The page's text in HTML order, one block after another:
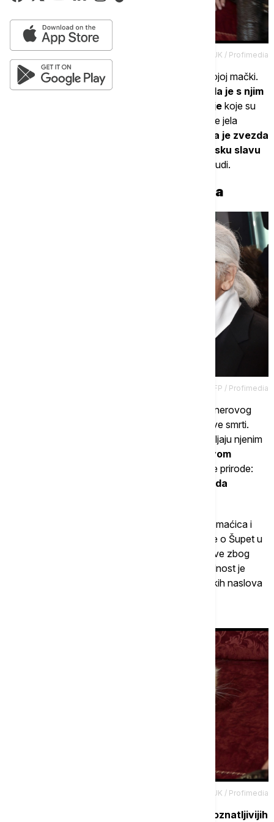
Credit: Hulu / BACKGRID / Backgrid UK / Profimedia
Lagerfeld nikada nije krio obožavanje prema svojoj mački.
Nazivao ju je"centrom svog sveta"
putovala je s njim
privatnim avionima i imala lične asistentkinje koje su
beležile svaki detalj njene svakodnevice. Šupet je jela
najfinijeg porcelana, bila je zvezda
prestižnih modnih kampanja i stekla je svetsku slavu
, gde je prate milioni ljudi.
Nasledstvo između mita i zakona
Credit: JENS KALAENE / AFP / Profimedia
Glasine da je Šupet nasledila ogroman deo dizajnerovog
bogatstva buknule su neposredno nakon njegove smrti.
Međutim, prema navodima ljudi koji danas upravljaju njenim
zvanične potvrde o ovakvom
. Ključna prepreka je i pravne prirode:
francuski zakon ne dozvoljava životinjama da
Fransoaz Kasot, dugogodišnja Lagerfeldova domaćica i
osoba od poverenja, navodno nastavlja da brine o Šupet u
Parizu. Iako se o testamentu i dalje vode rasprave zbog
komplikovanih poreskih i pravnih procedura, realnost je
verovatno mnogo složenija od senzacionalističkih naslova
Credit: Hulu / BACKGRID / Backgrid UK / Profimedia
Šupet ostaje jedan od najprepoznatljivijih